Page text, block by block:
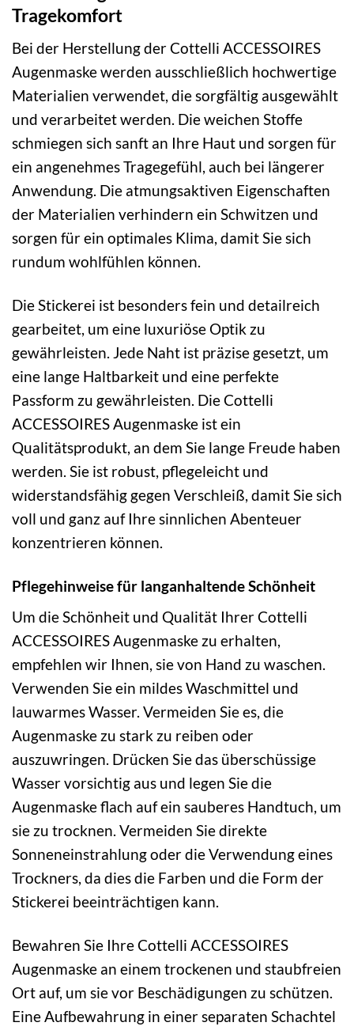
Tragekomfort
Bei der Herstellung der Cottelli ACCESSOIRES
Augenmaske werden ausschließlich hochwertige
Materialien verwendet, die sorgfältig ausgewählt
und verarbeitet werden. Die weichen Stoffe
schmiegen sich sanft an Ihre Haut und sorgen für
ein angenehmes Tragegefühl, auch bei längerer
Anwendung. Die atmungsaktiven Eigenschaften
der Materialien verhindern ein Schwitzen und
sorgen für ein optimales Klima, damit Sie sich
rundum wohlfühlen können.
Die Stickerei ist besonders fein und detailreich
gearbeitet, um eine luxuriöse Optik zu
gewährleisten. Jede Naht ist präzise gesetzt, um
eine lange Haltbarkeit und eine perfekte
Passform zu gewährleisten. Die Cottelli
ACCESSOIRES Augenmaske ist ein
Qualitätsprodukt, an dem Sie lange Freude haben
werden. Sie ist robust, pflegeleicht und
widerstandsfähig gegen Verschleiß, damit Sie sich
voll und ganz auf Ihre sinnlichen Abenteuer
konzentrieren können.
Pflegehinweise für langanhaltende Schönheit
Um die Schönheit und Qualität Ihrer Cottelli
ACCESSOIRES Augenmaske zu erhalten,
empfehlen wir Ihnen, sie von Hand zu waschen.
Verwenden Sie ein mildes Waschmittel und
lauwarmes Wasser. Vermeiden Sie es, die
Augenmaske zu stark zu reiben oder
auszuwringen. Drücken Sie das überschüssige
Wasser vorsichtig aus und legen Sie die
Augenmaske flach auf ein sauberes Handtuch, um
sie zu trocknen. Vermeiden Sie direkte
Sonneneinstrahlung oder die Verwendung eines
Trockners, da dies die Farben und die Form der
Stickerei beeinträchtigen kann.
Bewahren Sie Ihre Cottelli ACCESSOIRES
Augenmaske an einem trockenen und staubfreien
Ort auf, um sie vor Beschädigungen zu schützen.
Eine Aufbewahrung in einer separaten Schachtel